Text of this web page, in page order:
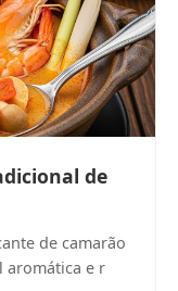
de
de camarão
aromática e r